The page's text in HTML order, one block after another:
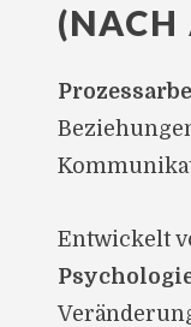
(NACH
Entwickelt